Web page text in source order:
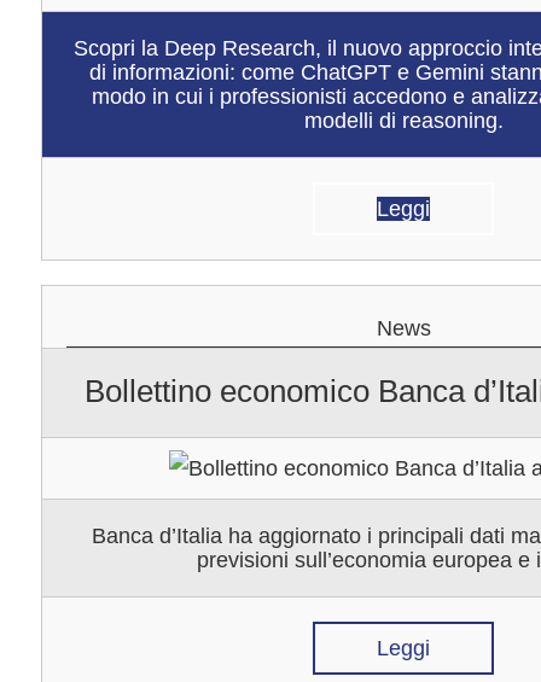
Scopri la Deep Research, il nuovo approccio
di informazioni: come ChatGPT e Gemini
modo in cui i professionisti accedono e
modelli di reasoning.
Leggi
News
Bollettino economico Banca
Banca d’Italia ha aggiornato i principali dati
previsioni sull’economia europea e
Leggi